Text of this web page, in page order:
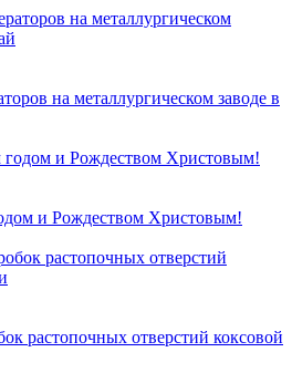
на металлургическом заводе в
и Рождеством Христовым!
растопочных отверстий коксовой